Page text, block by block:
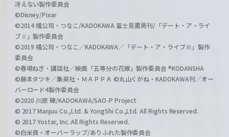
冴えない製作委員会
©Disney/Pixar
©2014 橘公司・つなこ/KADOKAWA 富士見書房刊/「デート・ア・ライ
ブⅡ」製作委員会
©2019 橘公司・つなこ／KADOKAWA／「デート・ア・ライブⅢ」製作
委員会
©春場ねぎ・講談社／映画「五等分の花嫁」製作委員会 ®KODANSHA
©藤本タツキ／集英社・ＭＡＰＰＡ ©丸山くがね・KADOKAWA刊／オー
バーロード4製作委員会
©2020 川原 礫/KADOKAWA/SAO-P Project
© 2017 Manjuu Co.,Ltd. & YongShi Co.,Ltd. All Rights Reserved.
© 2017 Yostar, Inc. All Rights Reserved.
©白米良・オーバーラップ/ありふれた製作委員会